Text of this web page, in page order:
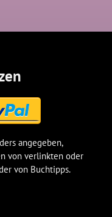
angegeben,
von verlinkten oder
von Buchtipps.